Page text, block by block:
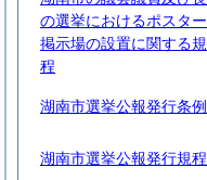
の選挙におけるポスター
掲示場の設置に関する規
程
湖南市選挙公報発行条例
湖南市選挙公報発行規程